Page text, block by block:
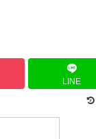
LINE